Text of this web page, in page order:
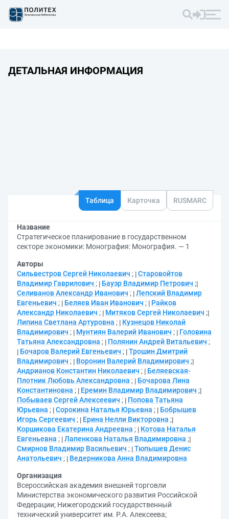
ДЕТАЛЬНАЯ ИНФОРМАЦИЯ
Таблица Карточка RUSMARC
Название
Стратегическое планирование в государственном
секторе экономики: Монография: Монография. — 1
Авторы
Сильвестров Сергей Николаевич ; Старовойтов
Владимир Гаврилович ; Бауэр Владимир Петрович ;
Селиванов Александр Иванович ; Лепский Владимир
Евгеньевич ; Беляев Иван Иванович ;
Райков
Александр Николаевич ; Митяков Сергей Николаевич ;
Липина Светлана Артуровна ;
Кузнецов Николай
Владимирович ; Мунтиян Валерий Иванович ;
Головина
Татьяна Александровна ; Полянин Андрей Витальевич ;
Бочаров Валерий Евгеньевич ; Трошин Дмитрий
Владимирович ; Воронин Валерий Владимирович ;
Андрианов Константин Николаевич ;
Беляевская-
Плотник Любовь Александровна ;
Бочарова Лина
Константиновна ; Еремин Владимир Владимирович ;
Побываев Сергей Алексеевич ;
Попова Татьяна
Юрьевна ; Сорокина Наталья Юрьевна ;
Бобрышев
Игорь Сергеевич ; Ерина Нелли Викторовна ;
Коршикова Екатерина Андреевна ;
Котова Наталья
Евгеньевна ; Лапенкова Наталья Владимировна ;
Смирнов Владимир Васильевич ; Тюпышев Денис
Анатольевич ; Ведерникова Анна Владимировна
Организация
Всероссийская академия внешней торговли
Министерства экономического развития Российской
Федерации; Нижегородский государственный
технический университет им. Р.А. Алексеева;